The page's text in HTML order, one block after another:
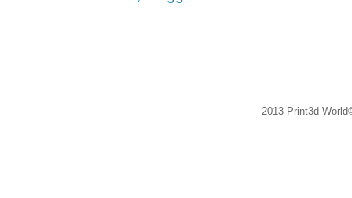
2013 Print3d